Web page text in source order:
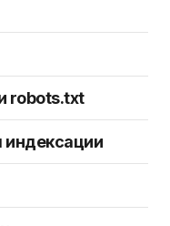
robots.txt
индексации